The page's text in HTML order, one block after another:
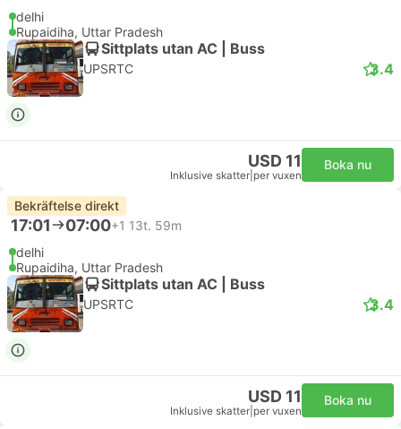
delhi
Rupaidiha, Uttar Pradesh
Sittplats utan AC | Buss
UPSRTC 3.4
USD 11
Inklusive skatter per vuxen
Boka nu
Bekräftelse direkt
17:01 07:00+1 13t. 59m
delhi
Rupaidiha, Uttar Pradesh
Sittplats utan AC | Buss
UPSRTC 3.4
USD 11
Inklusive skatter per vuxen
Boka nu